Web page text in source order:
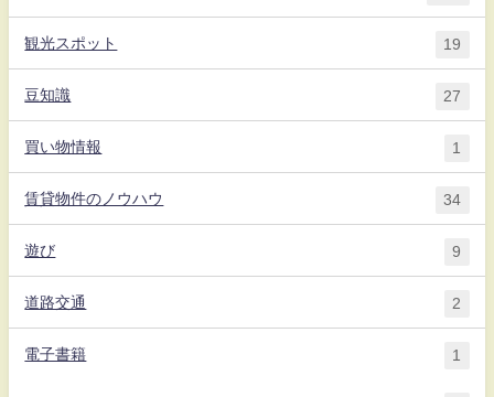
観光スポット 19
豆知識 27
買い物情報 1
賃貸物件のノウハウ 34
遊び 9
道路交通 2
電子書籍 1